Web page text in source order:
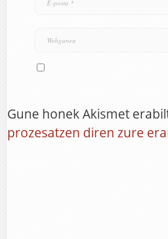
Gune honek Akismet
prozesatzen diren zure